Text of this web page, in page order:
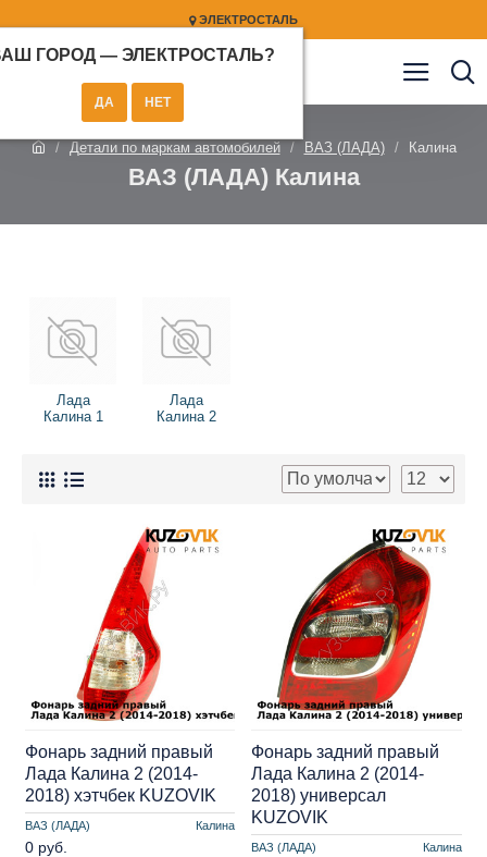
ЭЛЕКТРОСТАЛЬ
ГОРОД — ЭЛЕКТРОСТАЛЬ?
Детали по маркам автомобилей ВАЗ (ЛАДА) Калина
ВАЗ (ЛАДА) Калина
Лада
Калина 1
Лада
Калина 2
ВАЗ (ЛАДА) Калина
Фонарь задний правый
Лада Калина 2 (2014-
2018) хэтчбек KUZOVIK
0 руб. ВАЗ (ЛАДА) Калина
Фонарь задний правый
Лада Калина 2 (2014-
2018) универсал
KUZOVIK